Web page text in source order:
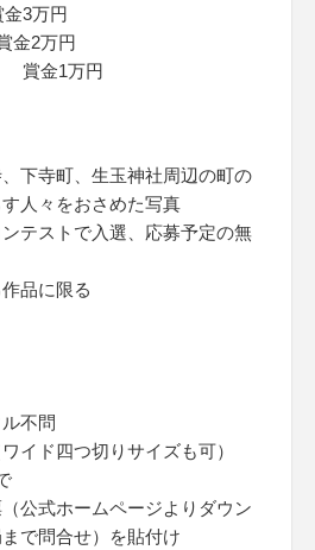
3万円
金2万円
賞金1万円
下寺町、生玉神社周辺の町の
人々をおさめた写真
テストで入選、応募予定の無
品に限る
不問
イド四つ切りサイズも可）
公式ホームページよりダウン
で問合せ）を貼付け